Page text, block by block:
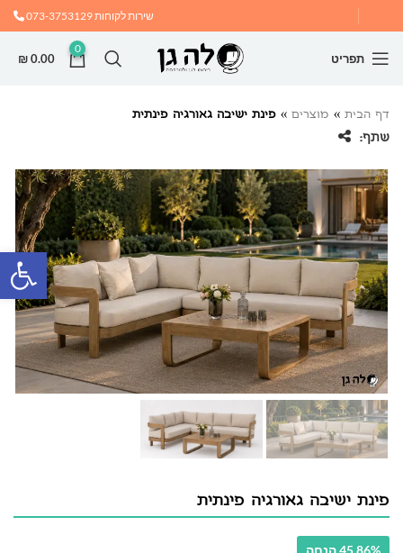
שירות לקוחות073-3753129
תפריט
0
₪0.00
דף הבית » מוצרים » פינת ישיבה גאורגיה פינתית
שתף:
פינת ישיבה גאורגיה פינתית
45.86% הנחה